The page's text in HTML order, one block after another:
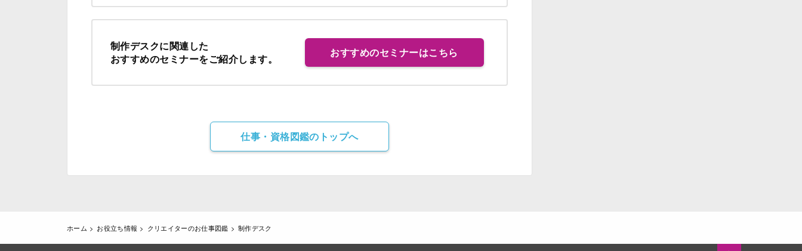
制作デスクに関連した
おすすめのセミナーをご紹介します。
おすすめのセミナーはこちら
仕事・資格図鑑のトップへ
ホーム お役立ち情報 クリエイターのお仕事図鑑 制作デスク